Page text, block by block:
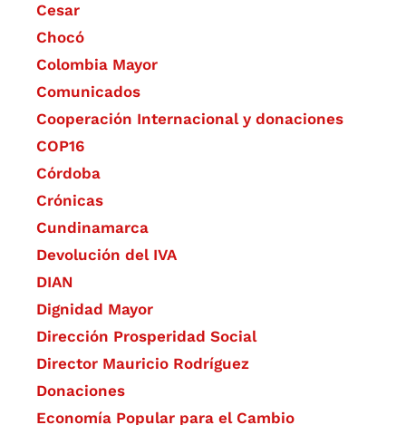
Cesar
Chocó
Colombia Mayor
Comunicados
Cooperación Internacional y donaciones
COP16
Córdoba
Crónicas
Cundinamarca
Devolución del IVA
DIAN
Dignidad Mayor
Dirección Prosperidad Social
Director Mauricio Rodríguez
Donaciones
Economía Popular para el Cambio